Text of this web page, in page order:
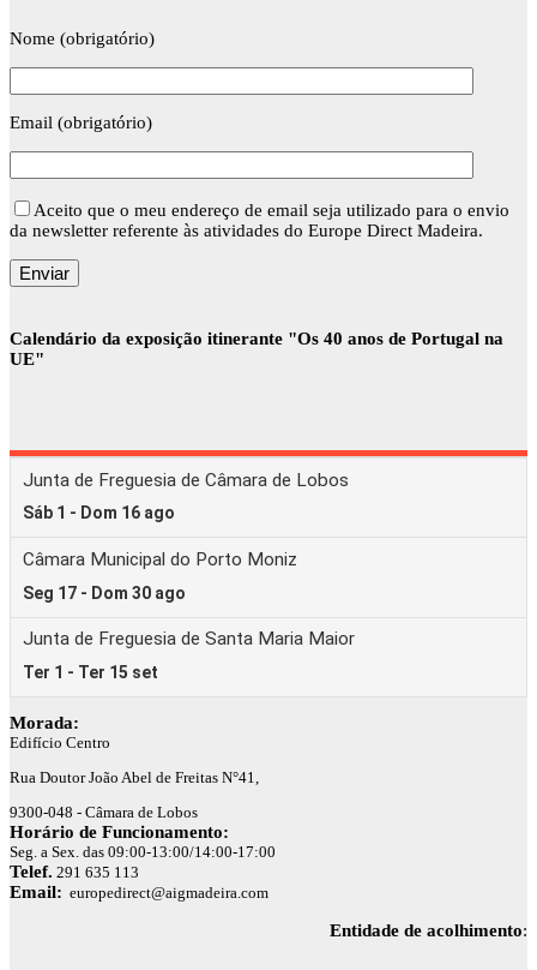
Nome (obrigatório)
Email (obrigatório)
Aceito que o meu endereço de email seja utilizado para o envio
da newsletter referente às atividades do Europe Direct Madeira.
Calendário da exposição itinerante "Os 40 anos de Portugal na
UE"
Morada:
Edifício Centro
Rua Doutor João Abel de Freitas N°41,
9300-048 - Câmara de Lobos
Horário de Funcionamento:
Seg. a Sex. das 09:00-13:00/14:00-17:00
Telef. 291 635 113
Email: europedirect@aigmadeira.com
Entidade de acolhimento: